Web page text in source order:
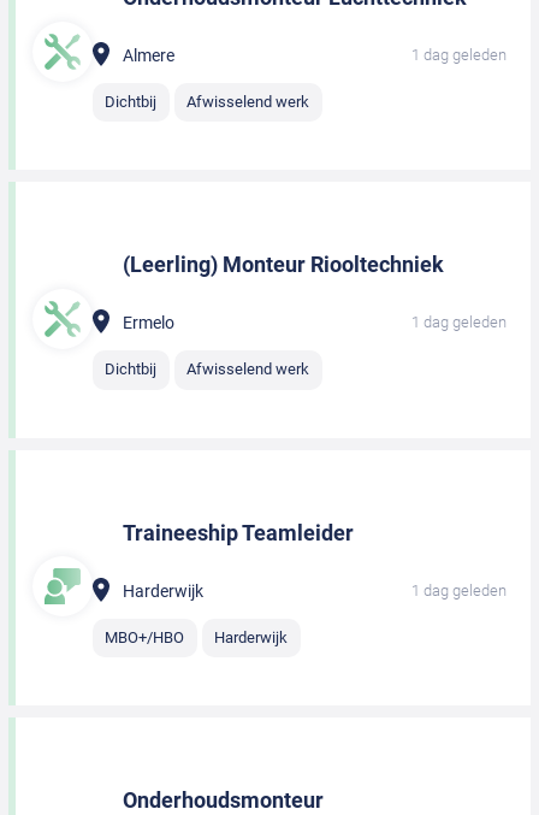
Almere 1 dag geleden
Dichtbij Afwisselend werk
(Leerling) Monteur Riooltechniek
Ermelo 1 dag geleden
Dichtbij Afwisselend werk
Traineeship Teamleider
Harderwijk 1 dag geleden
MBO+/HBO Harderwijk
Onderhoudsmonteur